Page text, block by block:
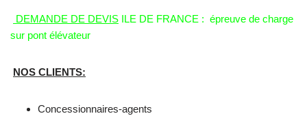
DEMANDE DE DEVIS ILE DE FRANCE : épreuve de charge
sur pont élévateur
NOS CLIENTS:
Concessionnaires-agents